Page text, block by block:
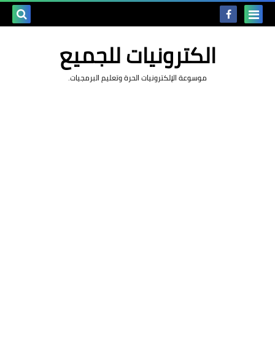
الكترونيات للجميع
موسوعة الإلكترونيات الحرة وتعليم البرمجيات.